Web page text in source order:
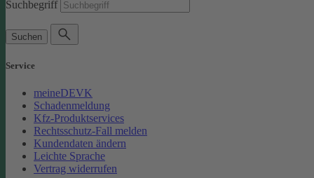
Suchbegriff
Suchen
Service
meineDEVK
Schadenmeldung
Kfz-Produktservices
Rechtsschutz-Fall melden
Kundendaten ändern
Leichte Sprache
Vertrag widerrufen